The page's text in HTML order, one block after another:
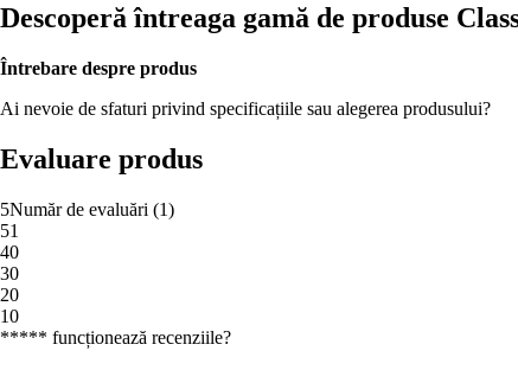
Descoperă întreaga gamă de produse
Întrebare despre produs
Ai nevoie de sfaturi privind specificațiile sau alegerea produsului?
Evaluare produs
5Număr de evaluări (1)
51
40
30
20
10
***** funcționează recenziile?